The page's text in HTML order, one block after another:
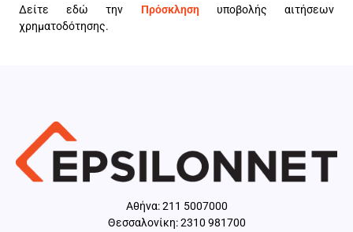
Δείτε εδώ την Πρόσκληση υποβολής αιτήσεων
χρηματοδότησης.
Aθήνα: 211 5007000
Θεσσαλονίκη: 2310 981700